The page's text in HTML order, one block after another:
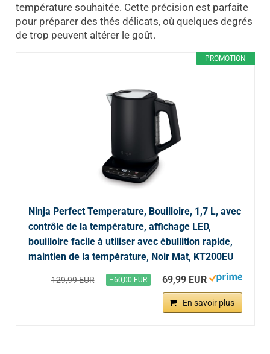
température souhaitée. Cette précision est parfaite
pour préparer des thés délicats, où quelques degrés
de trop peuvent altérer le goût.
PROMOTION
Ninja Perfect Temperature, Bouilloire, 1,7 L, avec
contrôle de la température, affichage LED,
bouilloire facile à utiliser avec ébullition rapide,
maintien de la température, Noir Mat, KT200EU
129,99 EUR −60,00 EUR 69,99 EUR
En savoir plus